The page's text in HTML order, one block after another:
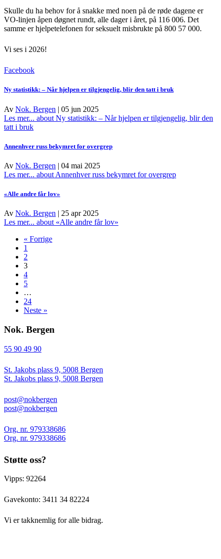
Skulle du ha behov for å snakke med noen på de røde dagene er
VO-linjen åpen døgnet rundt, alle dager i året, på 116 006. Det
samme er hjelpetelefonen for seksuelt misbrukte på 800 57 000.
Vi ses i 2026!
Facebook
Ny statistikk: – Når hjelpen er tilgjengelig, blir den tatt i bruk
Av Nok. Bergen | 05 jun 2025
Les mer... about Ny statistikk: – Når hjelpen er tilgjengelig, blir den
tatt i bruk
Annenhver russ bekymret for overgrep
Av Nok. Bergen | 04 mai 2025
Les mer... about Annenhver russ bekymret for overgrep
«Alle andre får lov»
Av Nok. Bergen | 25 apr 2025
Les mer... about «Alle andre får lov»
« Forrige
1
2
3
4
5
…
24
Neste »
Nok. Bergen
55 90 49 90
St. Jakobs plass 9, 5008 Bergen
St. Jakobs plass 9, 5008 Bergen
post@nokbergen
post@nokbergen
Org. nr. 979338686
Org. nr. 979338686
Støtte oss?
Vipps: 92264
Gavekonto: 3411 34 82224
Vi er takknemlig for alle bidrag.